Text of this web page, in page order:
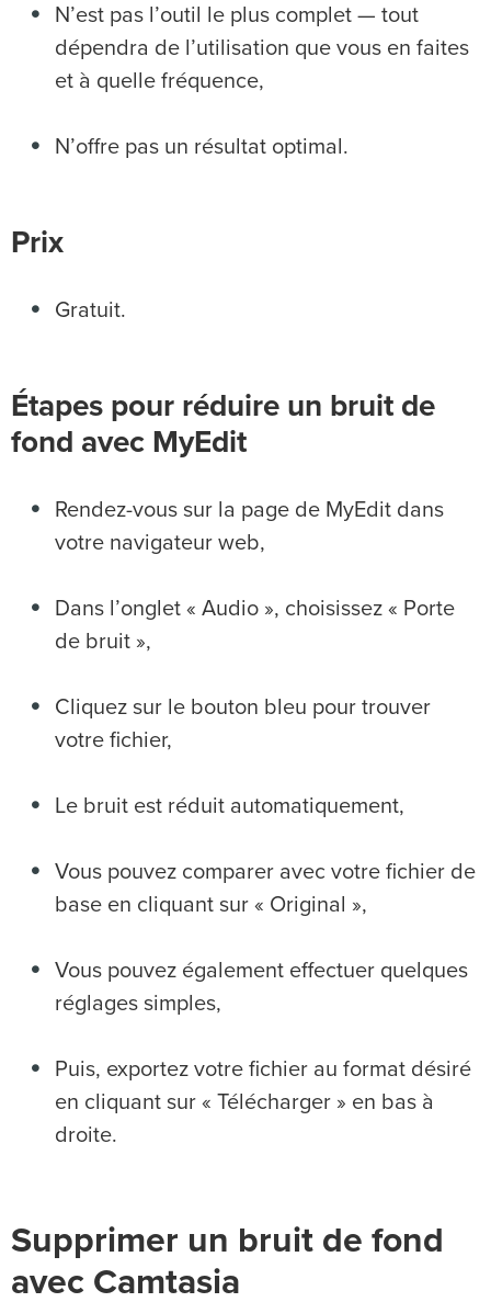
N’est pas l’outil le plus complet — tout
dépendra de l’utilisation que vous en faites
et à quelle fréquence,
N’offre pas un résultat optimal.
Prix
Gratuit.
Étapes pour réduire un bruit de
fond avec MyEdit
Rendez-vous sur la page de MyEdit dans
votre navigateur web,
Dans l’onglet « Audio », choisissez « Porte
de bruit »,
Cliquez sur le bouton bleu pour trouver
votre fichier,
Le bruit est réduit automatiquement,
Vous pouvez comparer avec votre fichier de
base en cliquant sur « Original »,
Vous pouvez également effectuer quelques
réglages simples,
Puis, exportez votre fichier au format désiré
en cliquant sur « Télécharger » en bas à
droite.
Supprimer un bruit de fond
avec Camtasia